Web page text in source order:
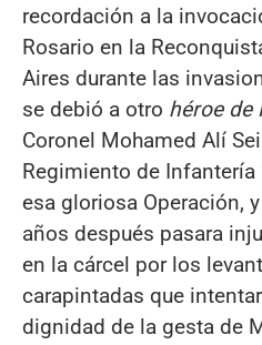
recordación a la
Rosario en la
Aires durante las
se debió a otro héroe de
Coronel Mohamed Alí
Regimiento de Infantería
esa gloriosa Operación,
años después pasara
en la cárcel por los
carapintadas que
dignidad de la gesta de